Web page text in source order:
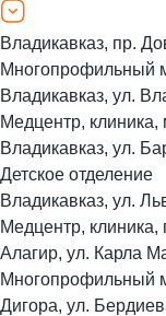
Владикавказ, пр.
Многопрофильный
Владикавказ, ул.
Медцентр,
Владикавказ, ул.
Детское отделение
Владикавказ, ул.
Медцентр, клиника,
Алагир, ул. Карла
Многопрофильный
Дигора, ул.